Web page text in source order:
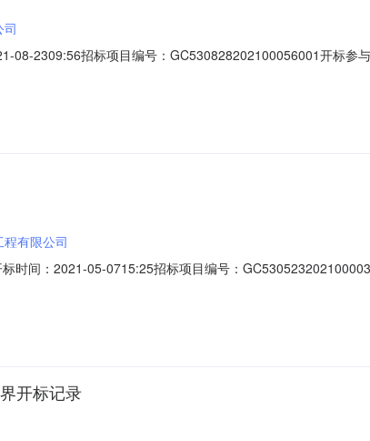
08-2309:56招标项目编号：GC530828202100056001开标参
科技有限公司0.00null已缴纳202
有限公司
时间：2021-05-0715:25招标项目编号：
05-0616:32:363云南环复地质矿业有限公司0.00
开标记录